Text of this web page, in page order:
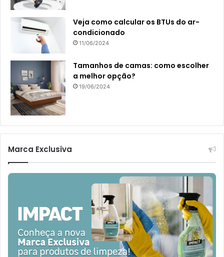
Veja como calcular os BTUs do ar-
condicionado
11/06/2024
Tamanhos de camas: como escolher
a melhor opção?
19/06/2024
Marca Exclusiva